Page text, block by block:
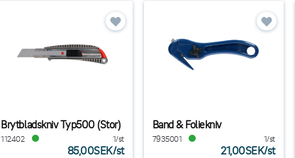
Brytbladskniv Typ500 (Stor)
112402 1/st
85,00SEK/st
Band & Foliekniv
7935001 1/st
21,00SEK/st